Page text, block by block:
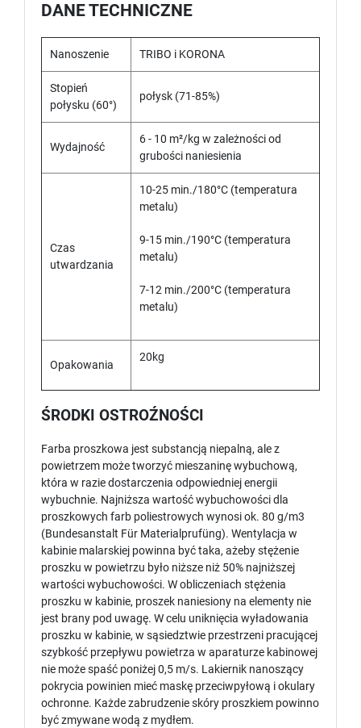
DANE TECHNICZNE
Nanoszenie TRIBO i KORONA
Stopień
połysku (60°)
połysk (71-85%)
Wydajność
6 - 10 m²/kg w zależności od
grubości naniesienia
Czas
utwardzania
10-25 min./180°C (temperatura
metalu)
9-15 min./190°C (temperatura
metalu)
7-12 min./200°C (temperatura
metalu)
Opakowania
20kg
ŚRODKI OSTROŹNOŚCI
Farba proszkowa jest substancją niepalną, ale z
powietrzem może tworzyć mieszaninę wybuchową,
która w razie dostarczenia odpowiedniej energii
wybuchnie. Najniższa wartość wybuchowości dla
proszkowych farb poliestrowych wynosi ok. 80 g/m3
(Bundesanstalt Für Materialprufüng). Wentylacja w
kabinie malarskiej powinna być taka, ażeby stężenie
proszku w powietrzu było niższe niż 50% najniższej
wartości wybuchowości. W obliczeniach stężenia
proszku w kabinie, proszek naniesiony na elementy nie
jest brany pod uwagę. W celu uniknięcia wyładowania
proszku w kabinie, w sąsiedztwie przestrzeni pracującej
szybkość przepływu powietrza w aparaturze kabinowej
nie może spaść poniżej 0,5 m/s. Lakiernik nanoszący
pokrycia powinien mieć maskę przeciwpyłową i okulary
ochronne. Każde zabrudzenie skóry proszkiem powinno
być zmywane wodą z mydłem.